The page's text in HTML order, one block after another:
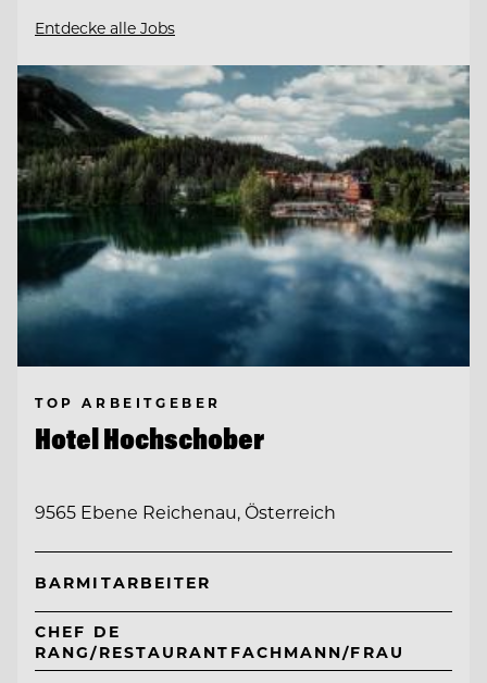
Entdecke alle Jobs
TOP ARBEITGEBER
Hotel Hochschober
9565 Ebene Reichenau, Österreich
BARMITARBEITER
CHEF DE
RANG/RESTAURANTFACHMANN/FRAU